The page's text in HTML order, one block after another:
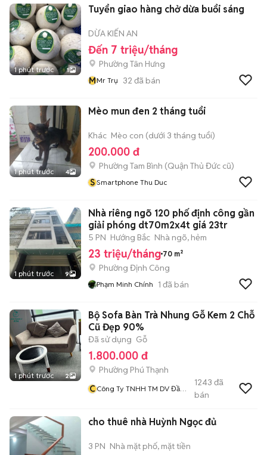
1 phút trước 1
Tuyển giao hàng chở dừa buổi sáng
DỪA KIẾN AN
Đến 7 triệu/tháng
Phường Tân Hưng
MMr Trụ 32 đã bán
1 phút trước 4
Mèo mun đen 2 tháng tuổi
Khác Mèo con (dưới 3 tháng tuổi)
200.000 đ
Phường Tam Bình (Quận Thủ Đức cũ)
S Smartphone Thu Duc
1 phút trước 9
Nhà riêng ngõ 120 phố định công gần
giải phóng dt70m2x4t giá 23tr
5 PN Hướng Bắc Nhà ngõ, hẻm
23 triệu/tháng 70 m²
Phường Định Công
Phạm Minh Chính 1 đã bán
1 phút trước 2
Bộ Sofa Bàn Trà Nhung Gỗ Kem 2 Chỗ
Cũ Đẹp 90%
Đã sử dụng Gỗ
1.800.000 đ
Phường Phú Thạnh
CCông Ty TNHH TM DV Đầu
1243 đã
bán
cho thuê nhà Huỳnh Ngọc đủ
3 PN Nhà mặt phố, mặt tiền